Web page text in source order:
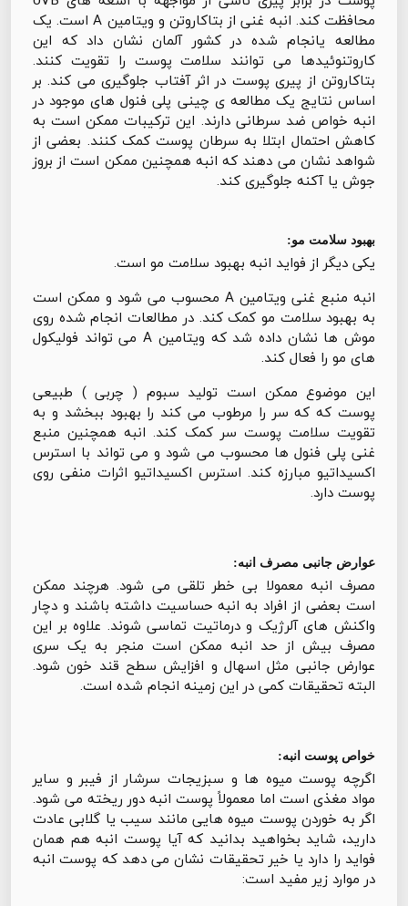
محافظت کند. انبه غنی از بتاکاروتن و ویتامین A است. یک
مطالعه یانجام شده در کشور آلمان نشان داد که این
کاروتنوئیدها می توانند سلامت پوست را تقویت کنند.
بتاکاروتن از پیری پوست در اثر آفتاب جلوگیری می کند. بر
اساس نتایج یک مطالعه ی چینی پلی فنول های موجود در
انبه خواص ضد سرطانی دارند. این ترکیبات ممکن است به
کاهش احتمال ابتلا به سرطان پوست کمک کنند. بعضی از
شواهد نشان می دهند که انبه همچنین ممکن است از بروز
جوش یا آکنه جلوگیری کند.
بهبود سلامت مو:
یکی دیگر از فواید انبه بهبود سلامت مو است.
انبه منبع غنی ویتامین A محسوب می شود و ممکن است
به بهبود سلامت مو کمک کند. در مطالعات انجام شده روی
موش ها نشان داده شد که ویتامین A می تواند فولیکول
های مو را فعال کند.
این موضوع ممکن است تولید سبوم ( چربی ) طبیعی
پوست که که سر را مرطوب می کند را بهبود ببخشد و به
تقویت سلامت پوست سر کمک کند. انبه همچنین منبع
غنی پلی فنول ها محسوب می شود و می تواند با استرس
اکسیداتیو مبارزه کند. استرس اکسیداتیو اثرات منفی روی
پوست دارد.
عوارض جانبی مصرف انبه:
مصرف انبه معمولا بی خطر تلقی می شود. هرچند ممکن
است بعضی از افراد به انبه حساسیت داشته باشند و دچار
واکنش های آلرژیک و درماتیت تماسی شوند. علاوه بر این
مصرف بیش از حد انبه ممکن است منجر به یک سری
عوارض جانبی مثل اسهال و افزایش سطح قند خون شود.
البته تحقیقات کمی در این زمینه انجام شده است.
خواص پوست انبه:
اگرچه پوست میوه ها و سبزیجات سرشار از فیبر و سایر
مواد مغذی است اما معمولاً پوست انبه دور ریخته می شود.
اگر به خوردن پوست میوه هایی مانند سیب یا گلابی عادت
دارید، شاید بخواهید بدانید که آیا پوست انبه هم همان
فواید را دارد یا خیر تحقیقات نشان می دهد که پوست انبه
در موارد زیر مفید است: